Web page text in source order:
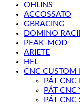
OHLINS
ACCOSSATO
GBRACING
DOMINO
PEAK-MOD
ARIETE
HEL
CNC CUSTOM
PÁT
PÁT
PÁT CNC